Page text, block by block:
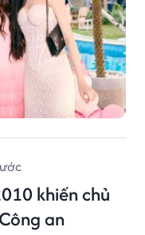
khiến chủ
an